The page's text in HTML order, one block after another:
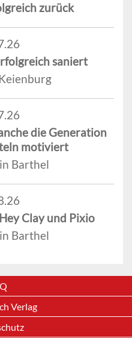
zurück
saniert
die Generation
motiviert
Barthel
Clay und Pixio
Barthel
Verlag